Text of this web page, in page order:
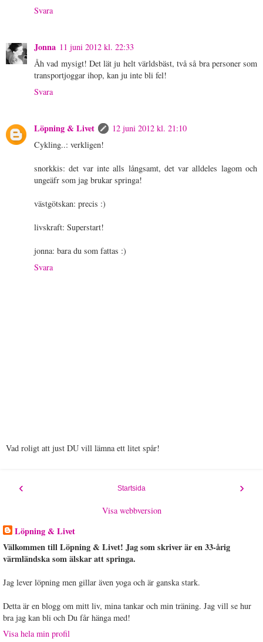
Svara
Jonna 11 juni 2012 kl. 22:33
Åh vad mysigt! Det lät ju helt världsbäst, två så bra personer som
transportjoggar ihop, kan ju inte bli fel!
Svara
Löpning & Livet
12 juni 2012 kl. 21:10
Cykling..: verkligen!
snorkkis: det var inte alls långsamt, det var alldeles lagom och
ungeäfr som jag brukar springa!
västgötskan: precis :)
livskraft: Superstart!
jonna: bara du som fattas :)
Svara
Vad roligt att just DU vill lämna ett litet spår!
‹ ›
Startsida
Visa webbversion
Löpning & Livet
Välkommen till Löpning & Livet! Jag som skriver är en 33-årig
värmländska som älskar att springa.
Jag lever löpning men gillar även yoga och är ganska stark.
Detta är en blogg om mitt liv, mina tankar och min träning. Jag vill se hur
bra jag kan bli och Du får hänga med!
Visa hela min profil